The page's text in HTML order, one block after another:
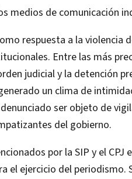
medios de comunicación
respuesta a la violencia
Entre las más
judicial y la detención
un clima de
ser objeto de
del gobierno​.
por la SIP y el CPJ
el ejercicio del periodismo.